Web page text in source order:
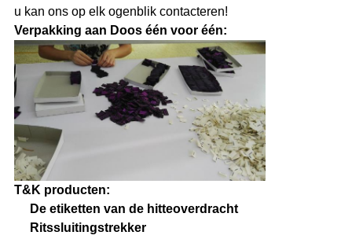
u kan ons op elk ogenblik contacteren!
Verpakking aan Doos één voor één:
T&K producten:
De etiketten van de hitteoverdracht
Ritssluitingstrekker